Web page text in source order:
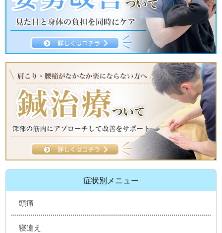
症状別メニュー
頭痛
寝違え